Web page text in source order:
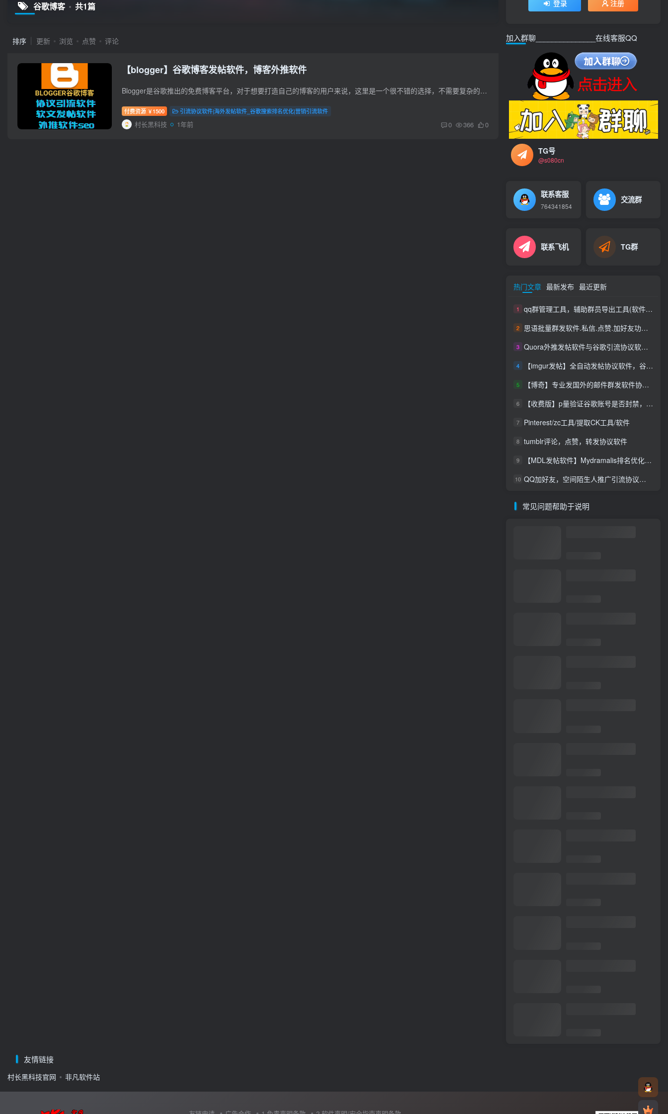
谷歌博客 共1篇
排序 更新 浏览 点赞 评论
【blogger】谷歌博客发帖软件，博客外推软件
Blogger是谷歌推出的免费博客平台，对于想要打造自己的博客的用户来说，这里是一个很不错的选择，不需要复杂的操作，只要登录谷歌账号就可以开始撰写自己的博客内容了。这里已经内置了许多实用...
付费资源 ￥ 1500 引流协议软件|海外发帖软件_谷歌搜索排名优化|营销引流软件
村长黑科技 1年前 0 366 0
登录 注册
加入群聊_______________在线客服QQ
TG号
@s080cn
联系客服
764341854
交流群
联系飞机 TG群
热门文章 最新发布 最近更新
1 qq群管理工具，辅助群员导出工具(软件批量导出好帮手：QQ群成员一键提取，QQ群员提取
2 思语批量群发软件.私信.点赞.加好友功能+查询手机是否已注册账号
3 Quora外推发帖软件与谷歌引流协议软件，推广_营销软件
4 【imgur发帖】全自动发帖协议软件，谷歌搜索引流推广软件
5 【博奇】专业发国外的邮件群发软件协议，邮件群发软件协议|支持网址|发送速度快|效果好|你不限制内容和行业
6 【收费版】p量验证谷歌账号是否封禁，支持账号，无须密码即可查询封禁【谷歌账号检测查询是否封禁】【会员免费使用】
7 Pinterest/zc工具/提取CK工具/软件
8 tumblr评论，点赞，转发协议软件
9 【MDL发帖软件】Mydramalis排名优化自动发帖，谷歌排名优化
10 QQ加好友，空间陌生人推广引流协议软件，评论，点赞，留言，发布说说，陌生人访问留痕软件
常见问题帮助于说明
友情链接
村长黑科技官网 非凡软件站